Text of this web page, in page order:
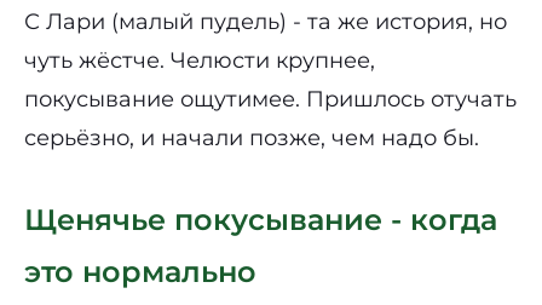
С Лари (малый пудель) - та же история, но
чуть жёстче. Челюсти крупнее,
покусывание ощутимее. Пришлось отучать
серьёзно, и начали позже, чем надо бы.
Щенячье покусывание - когда
это нормально